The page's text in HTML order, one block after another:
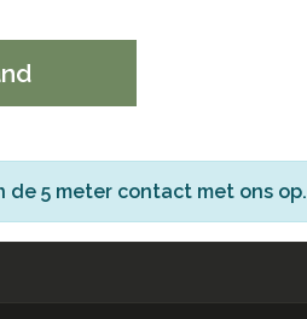
de 5 meter contact met ons op.